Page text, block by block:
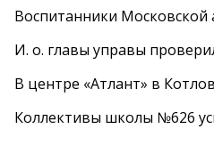
Воспитанники Московской
И. о. главы управы
В центре «Атлант» в
Коллективы школы №626